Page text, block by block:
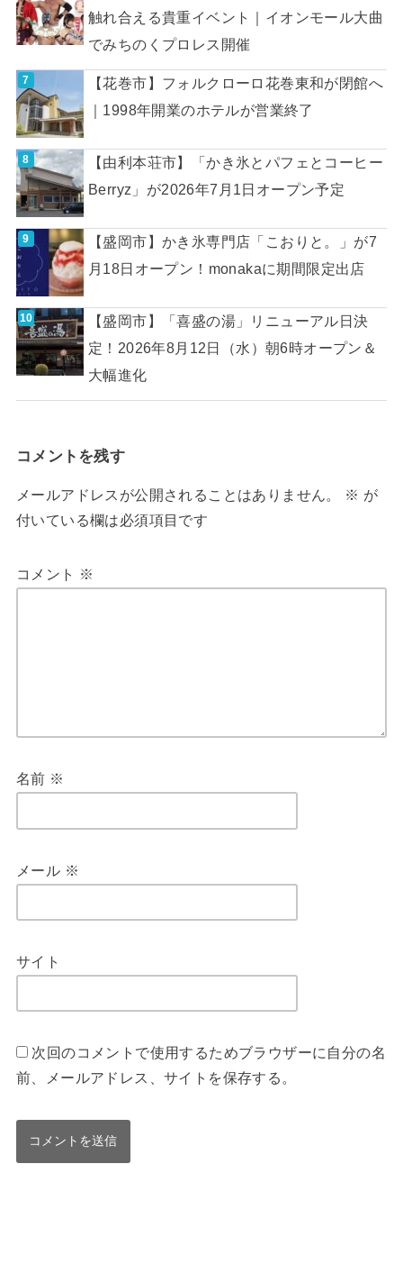
触れ合える貴重イベント｜イオンモール大曲
でみちのくプロレス開催
【花巻市】フォルクローロ花巻東和が閉館へ
｜1998年開業のホテルが営業終了
【由利本荘市】「かき氷とパフェとコーヒー
Berryz」が2026年7月1日オープン予定
【盛岡市】かき氷専門店「こおりと。」が7
月18日オープン！monakaに期間限定出店
【盛岡市】「喜盛の湯」リニューアル日決
定！2026年8月12日（水）朝6時オープン＆
大幅進化
コメントを残す
メールアドレスが公開されることはありません。 ※ が
付いている欄は必須項目です
コメント ※
名前 ※
メール ※
サイト
次回のコメントで使用するためブラウザーに自分の名
前、メールアドレス、サイトを保存する。